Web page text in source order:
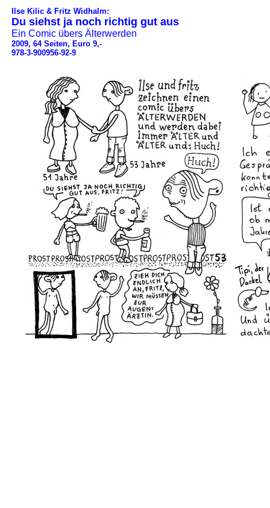
Ilse Kilic & Fritz Widhalm:
Du siehst ja noch richtig gut aus
Ein Comic übers Älterwerden
2009, 64 Seiten, Euro 9,-
978-3-900956-92-9